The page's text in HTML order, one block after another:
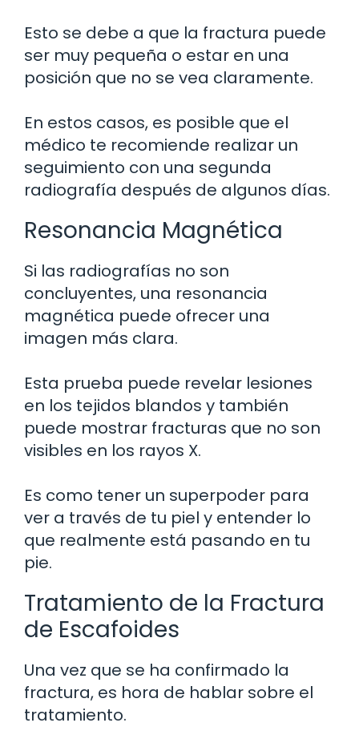
Esto se debe a que la fractura puede
ser muy pequeña o estar en una
posición que no se vea claramente.
En estos casos, es posible que el
médico te recomiende realizar un
seguimiento con una segunda
radiografía después de algunos días.
Resonancia Magnética
Si las radiografías no son
concluyentes, una resonancia
magnética puede ofrecer una
imagen más clara.
Esta prueba puede revelar lesiones
en los tejidos blandos y también
puede mostrar fracturas que no son
visibles en los rayos X.
Es como tener un superpoder para
ver a través de tu piel y entender lo
que realmente está pasando en tu
pie.
Tratamiento de la Fractura
de Escafoides
Una vez que se ha confirmado la
fractura, es hora de hablar sobre el
tratamiento.